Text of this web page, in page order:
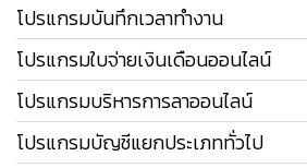
โปรแกรมบันทึกเวลาทำงาน
โปรแกรมใบจ่ายเงินเดือนออนไลน์
โปรแกรมบริหารการลาออนไลน์
โปรแกรมบัญชีแยกประเภททั่วไป